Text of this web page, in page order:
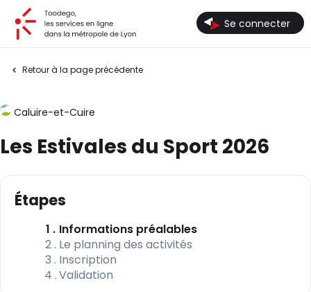
Se connecter
Retour à la page précédente
Caluire-et-Cuire
Les Estivales du Sport 2026
Étapes
1 Informations préalables(étape courante)
2 Le planning des activités
3 Inscription
4 Validation